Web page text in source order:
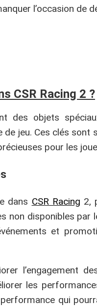
l’occasion de
CSR Racing 2 ?
des objets
jeu. Ces clés
pour les
dans CSR Racing 2,
non disponibles par
et
l’engagement
les
qui